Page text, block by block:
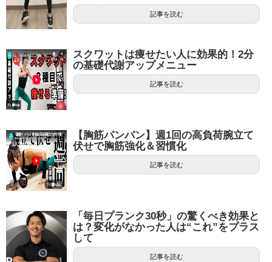
記事を読む
スクワットは痩せたい人に効果的！2分
の基礎代謝アップメニュー
記事を読む
【胸筋パンパン】週1回の高負荷腕立て
伏せで胸筋強化＆習慣化
記事を読む
「毎日プランク30秒」の驚くべき効果と
は？変化がなかった人は“これ”をプラス
して
記事を読む